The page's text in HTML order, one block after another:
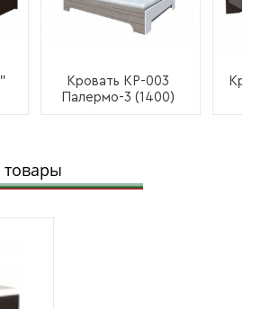
Кровать КР-003
Палермо-3 (1400)